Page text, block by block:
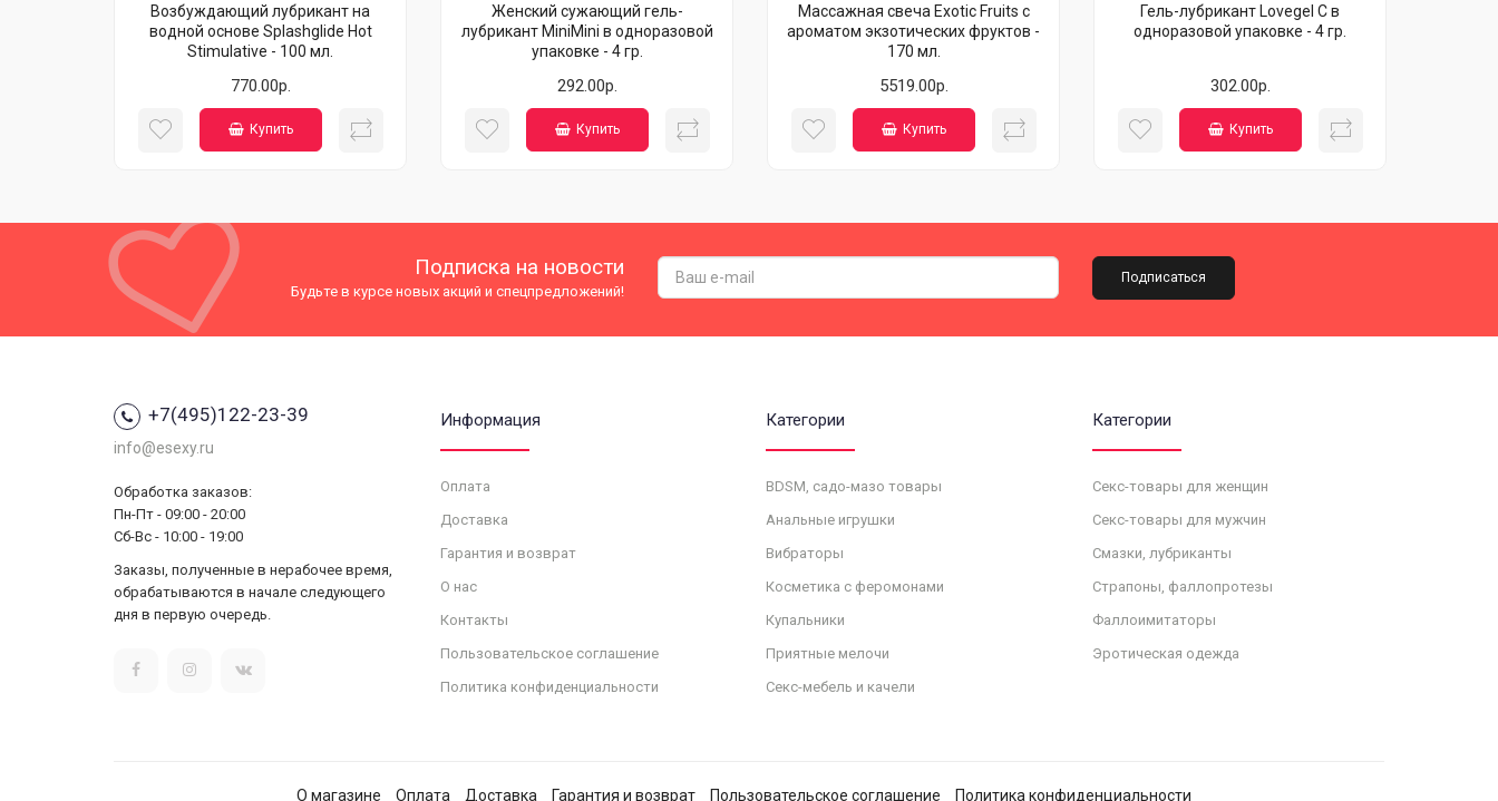
Возбуждающий лубрикант на
водной основе Splashglide Hot
Stimulative - 100 мл.
770.00р.
Купить
Женский сужающий гель-
лубрикант MiniMini в одноразовой
упаковке - 4 гр.
292.00р.
Купить
Массажная свеча Exotic Fruits с
ароматом экзотических фруктов -
170 мл.
5519.00р.
Купить
Гель-лубрикант Lovegel C в
одноразовой упаковке - 4 гр.
302.00р.
Купить
Подписка на новости
Будьте в курсе новых акций и спецпредложений!
Подписаться
+7(495)122-23-39
info@esexy.ru
Обработка заказов:
Пн-Пт - 09:00 - 20:00
Сб-Вс - 10:00 - 19:00
Заказы, полученные в нерабочее время,
обрабатываются в начале следующего
дня в первую очередь.
Информация
Оплата
Доставка
Гарантия и возврат
О нас
Контакты
Пользовательское соглашение
Политика конфиденциальности
Категории
BDSM, садо-мазо товары
Анальные игрушки
Вибраторы
Косметика с феромонами
Купальники
Приятные мелочи
Секс-мебель и качели
Категории
Секс-товары для женщин
Секс-товары для мужчин
Смазки, лубриканты
Страпоны, фаллопротезы
Фаллоимитаторы
Эротическая одежда
О магазине Оплата Доставка Гарантия и возврат Пользовательское соглашение Политика конфиденциальности